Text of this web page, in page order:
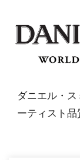
ダニエル・
ーティスト